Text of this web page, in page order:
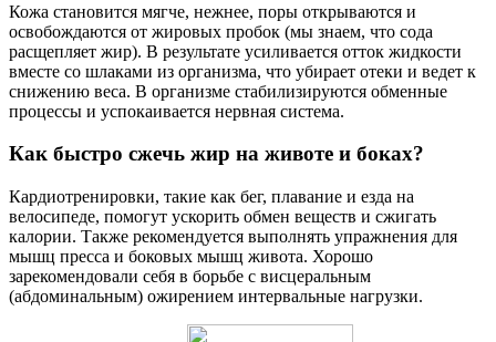
Кожа становится мягче, нежнее, поры открываются и
освобождаются от жировых пробок (мы знаем, что сода
расщепляет жир). В результате усиливается отток жидкости
вместе со шлаками из организма, что убирает отеки и ведет к
снижению веса. В организме стабилизируются обменные
процессы и успокаивается нервная система.
Как быстро сжечь жир на животе и боках?
Кардиотренировки, такие как бег, плавание и езда на
велосипеде, помогут ускорить обмен веществ и сжигать
калории. Также рекомендуется выполнять упражнения для
мышц пресса и боковых мышц живота. Хорошо
зарекомендовали себя в борьбе с висцеральным
(абдоминальным) ожирением интервальные нагрузки.